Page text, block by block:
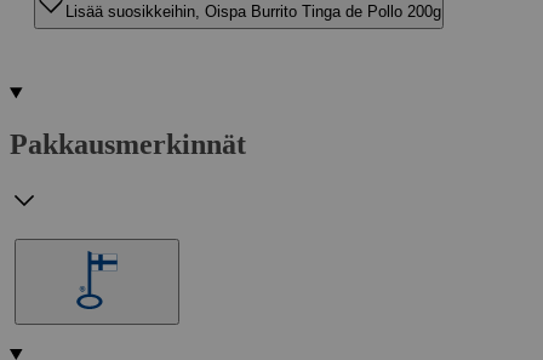
Lisää suosikkeihin, Oispa Burrito Tinga de Pollo 200g
Pakkausmerkinnät